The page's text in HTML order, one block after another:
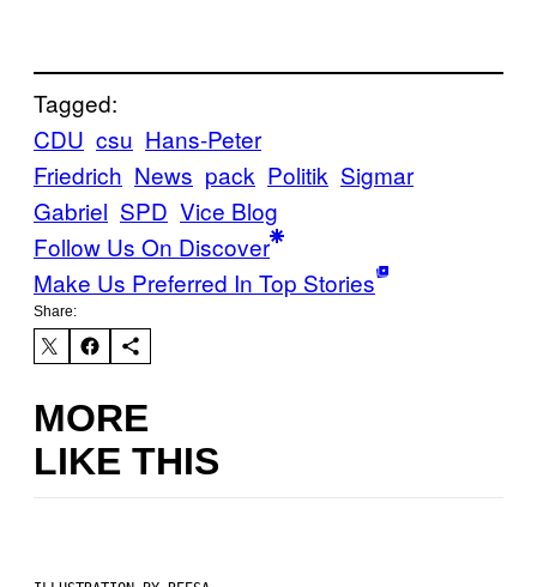
Tagged:
CDU csu Hans-Peter
Friedrich News pack Politik Sigmar
Gabriel SPD Vice Blog
Follow Us On Discover
Make Us Preferred In Top Stories
Share:
MORE
LIKE THIS